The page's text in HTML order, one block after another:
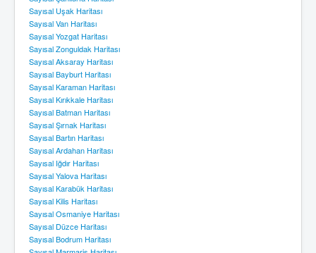
Sayısal Uşak Haritası
Sayısal Van Haritası
Sayısal Yozgat Haritası
Sayısal Zonguldak Haritası
Sayısal Aksaray Haritası
Sayısal Bayburt Haritası
Sayısal Karaman Haritası
Sayısal Kırıkkale Haritası
Sayısal Batman Haritası
Sayısal Şırnak Haritası
Sayısal Bartın Haritası
Sayısal Ardahan Haritası
Sayısal Iğdır Haritası
Sayısal Yalova Haritası
Sayısal Karabük Haritası
Sayısal Kilis Haritası
Sayısal Osmaniye Haritası
Sayısal Düzce Haritası
Sayısal Bodrum Haritası